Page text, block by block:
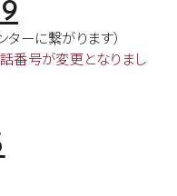
ターに繋がります）
番号が変更となりまし